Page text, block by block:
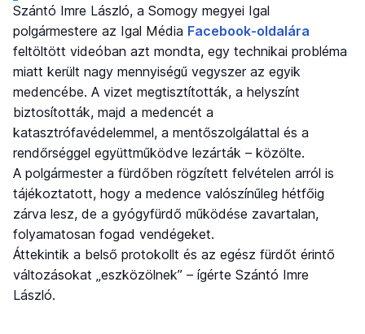
Szántó Imre László, a Somogy megyei Igal
polgármestere az Igal Média Facebook-oldalára
feltöltött videóban azt mondta, egy technikai probléma
miatt került nagy mennyiségű vegyszer az egyik
medencébe. A vizet megtisztították, a helyszínt
biztosították, majd a medencét a
katasztrófavédelemmel, a mentőszolgálattal és a
rendőrséggel együttműködve lezárták – közölte.
A polgármester a fürdőben rögzített felvételen arról is
tájékoztatott, hogy a medence valószínűleg hétfőig
zárva lesz, de a gyógyfürdő működése zavartalan,
folyamatosan fogad vendégeket.
Áttekintik a belső protokollt és az egész fürdőt érintő
változásokat „eszközölnek” – ígérte Szántó Imre
László.